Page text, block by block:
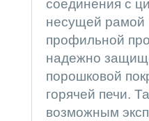
соединения с
несущей рамой
профильной
надежно
порошковой
горячей печи.
возможным